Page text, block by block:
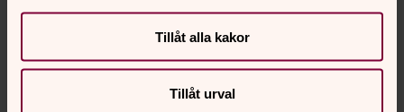
Tillåt alla kakor
Tillåt urval